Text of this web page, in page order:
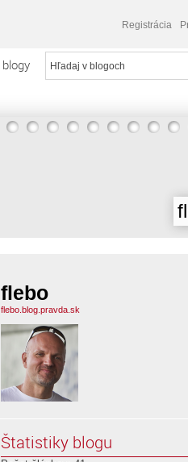
Registrácia
flebo
flebo.blog.pravda.sk
Štatistiky blogu